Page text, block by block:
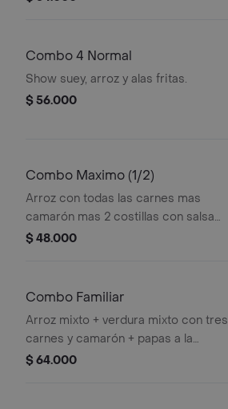
Combo 4 Normal
Show suey, arroz y alas fritas.
$ 56.000
Combo Maximo (1/2)
Arroz con todas las carnes mas
camarón mas 2 costillas con salsa
teriyaki, papas a la francesa.
$ 48.000
Combo Familiar
Arroz mixto + verdura mixto con tres
carnes y camarón + papas a la
francesa + gaseosa 1.5 litros (3 a 4
$ 64.000